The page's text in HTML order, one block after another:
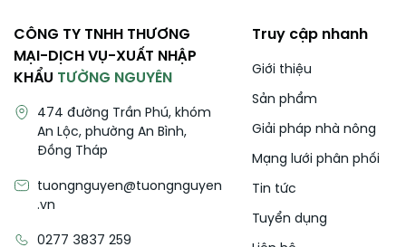
CÔNG TY TNHH THƯƠNG
MẠI-DỊCH VỤ-XUẤT NHẬP
KHẨU TƯỜNG NGUYÊN
474 đường Trần Phú, khóm
An Lộc, phường An Bình,
Đồng Tháp
tuongnguyen@tuongnguyen
.vn
0277 3837 259
Truy cập nhanh
Giới thiệu
Sản phẩm
Giải pháp nhà nông
Mạng lưới phân phối
Tin tức
Tuyển dụng